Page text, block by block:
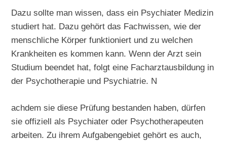
Dazu sollte man wissen, dass ein Psychiater Medizin
studiert hat. Dazu gehört das Fachwissen, wie der
menschliche Körper funktioniert und zu welchen
Krankheiten es kommen kann. Wenn der Arzt sein
Studium beendet hat, folgt eine Facharztausbildung in
der Psychotherapie und Psychiatrie. N
achdem sie diese Prüfung bestanden haben, dürfen
sie offiziell als Psychiater oder Psychotherapeuten
arbeiten. Zu ihrem Aufgabengebiet gehört es auch,